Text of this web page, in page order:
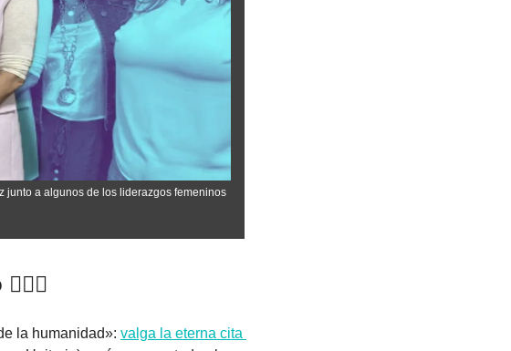
junto a algunos de los liderazgos femeninos
la humanidad»: valga la eterna cita